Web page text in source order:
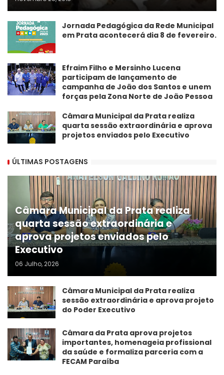
Jornada Pedagógica da Rede Municipal
em Prata acontecerá dia 8 de fevereiro.
Efraim Filho e Mersinho Lucena
participam de lançamento de
campanha de João dos Santos e unem
forças pela Zona Norte de João Pessoa
Câmara Municipal da Prata realiza
quarta sessão extraordinária e aprova
projetos enviados pelo Executivo
ÚLTIMAS POSTAGENS
Câmara Municipal da Prata realiza
quarta sessão extraordinária e
aprova projetos enviados pelo
Executivo
06 Julho, 2026
Câmara Municipal da Prata realiza
sessão extraordinária e aprova projeto
do Poder Executivo
​Câmara da Prata aprova projetos
importantes, homenageia profissional
da saúde e formaliza parceria com a
FECAM Paraíba